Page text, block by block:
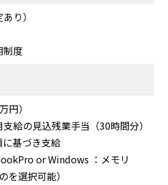
り）
制度
円）
給の見込残業手当（30時間分）
基づき支給
or Windows ：メモリ
を選択可能）